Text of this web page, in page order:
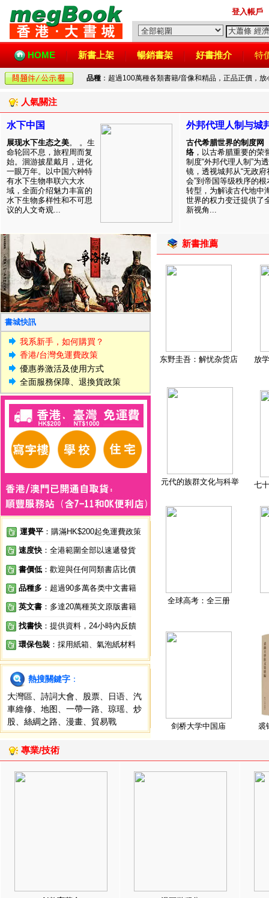
登入帳戶
HOME 新書上架 暢銷書架 好書推介 特
品種 ：超過100萬種各類書籍/音像和精品，正品正價，
人氣關注
水下中国
展现水下生态之美。 。生
命轮回不息，旅程周而复
始。洄游披星戴月，进化
一眼万年。以中国六种特
有水下生物串联六大水
域，全面介绍魅力丰富的
水下生物多样性和不可思
议的人文奇观...
外邦代理人制与城
古代希腊世界的制度网
络 ，以古希腊重要的荣
制度“外邦代理人制”为透
镜，透视城邦从“无政府
会”到帝国等级秩序的根
转型，为解读古代地中
世界的权力变迁提供了
新视角...
書城快訊
我系新手，如何購買？
香港/台灣免運費政策
優惠券激活及使用方式
全面服務保障、退換貨政策
運費平 ：購滿HK$200起免運費政策
速度快 ：全港範圍全部以速遞發貨
書價低 ：歡迎與任何同類書店比價
品種多 ：超過90多萬各类中文書籍
英文書 ：多達20萬種英文原版書籍
找書快 ：提供資料，24小時內反饋
環保包裝 ：採用紙箱、氣泡紙材料
熱搜關鍵字 ：
大灣區
詩詞大會 股票 日语
汽
車維修
地图 一帶一路 琼瑶
炒
股
絲綢之路 漫畫 貿易戰
新書推薦
东野圭吾：解忧杂货店 放
元代的族群文化与科举 七
全球高考：全三册
剑桥大学中国庙 裘
專業/技術